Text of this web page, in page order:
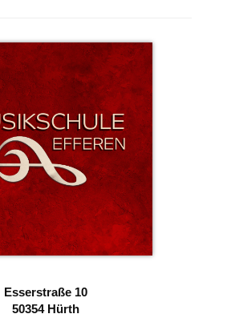
Esserstraße 10
50354 Hürth